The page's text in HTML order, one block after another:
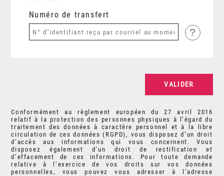
Numéro de transfert
?
Conformément au règlement européen du 27 avril 2016
relatif à la protection des personnes physiques à l’égard du
traitement des données à caractère personnel et à la libre
circulation de ces données (RGPD), vous disposez d’un droit
d’accès aux informations qui vous concernent. Vous
disposez également d’un droit de rectification et
d’effacement de ces informations. Pour toute demande
relative à l’exercice de vos droits sur vos données
personnelles, vous pouvez vous adresser à l’adresse